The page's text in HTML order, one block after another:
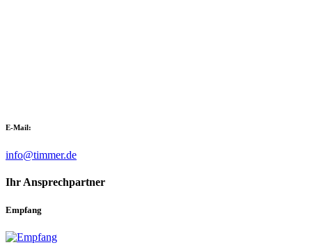
E-Mail:
info@timmer.de
Ihr Ansprechpartner
Empfang